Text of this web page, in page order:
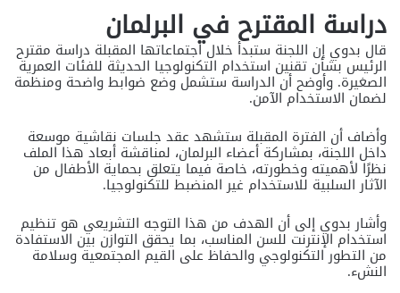
دراسة المقترح في البرلمان
قال بدوي إن اللجنة ستبدأ خلال اجتماعاتها المقبلة دراسة مقترح
الرئيس بشأن تقنين استخدام التكنولوجيا الحديثة للفئات العمرية
الصغيرة. وأوضح أن الدراسة ستشمل وضع ضوابط واضحة ومنظمة
لضمان الاستخدام الآمن.
وأضاف أن الفترة المقبلة ستشهد عقد جلسات نقاشية موسعة
داخل اللجنة، بمشاركة أعضاء البرلمان، لمناقشة أبعاد هذا الملف
نظرًا لأهميته وخطورته، خاصة فيما يتعلق بحماية الأطفال من
الآثار السلبية للاستخدام غير المنضبط للتكنولوجيا.
وأشار بدوي إلى أن الهدف من هذا التوجه التشريعي هو تنظيم
استخدام الإنترنت للسن المناسب، بما يحقق التوازن بين الاستفادة
من التطور التكنولوجي والحفاظ على القيم المجتمعية وسلامة
النشء.